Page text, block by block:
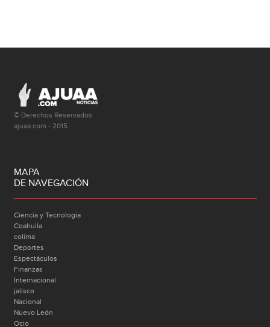
© Derechos Reservados
ajuaa.com - 2015
MAPA
DE NAVEGACIÓN
Ciencia y Tecnología
Coahuila
colima
Deportes
Espectáculos
Finanzas
Internacional
jalisco
Nacional
Nuevo León
Ocio